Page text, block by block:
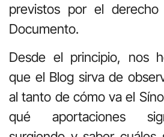
previstos por el
Documento.
Desde el principio, nos
que el Blog sirva de
al tanto de cómo va el
qué aportaciones